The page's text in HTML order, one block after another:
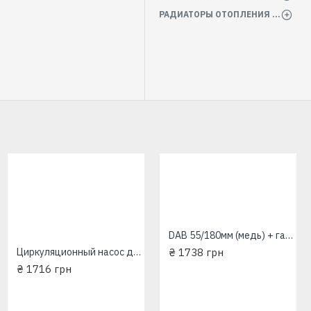
РАДИАТОРЫ ОТОПЛЕНИЯ БАТАРЕИ
Циркуляционный насос для отопления Wilo-Star(EuroAqua)RS25-6/180+гайки
₴ 1716 грн
DAB 55/180мм (медь) + гайки Насос Циркуляционный EuroAqua
₴ 1738 грн